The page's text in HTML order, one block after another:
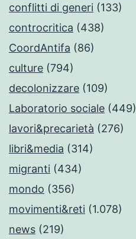
conflitti di generi (133)
controcritica (438)
CoordAntifa (86)
culture (794)
decolonizzare (109)
Laboratorio sociale (449)
lavori&precarietà (276)
libri&media (314)
migranti (434)
mondo (356)
movimenti&reti (1.078)
news (219)